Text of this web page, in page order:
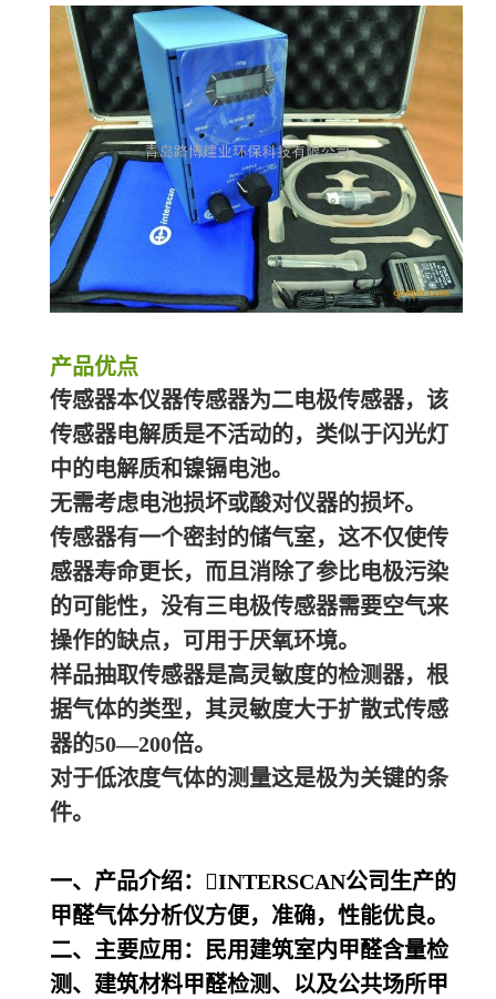
产品优点
传感器本仪器传感器为二电极传感器，该
传感器电解质是不活动的，类似于闪光灯
中的电解质和镍镉电池。
无需考虑电池损坏或酸对仪器的损坏。
传感器有一个密封的储气室，这不仅使传
感器寿命更长，而且消除了参比电极污染
的可能性，没有三电极传感器需要空气来
操作的缺点，可用于厌氧环境。
样品抽取传感器是高灵敏度的检测器，根
据气体的类型，其灵敏度大于扩散式传感
器的50—200倍。
对于低浓度气体的测量这是极为关键的条
件。
一、产品介绍：INTERSCAN公司生产的
甲醛气体分析仪方便，准确，性能优良。
二、主要应用：民用建筑室内甲醛含量检
测、建筑材料甲醛检测、以及公共场所甲